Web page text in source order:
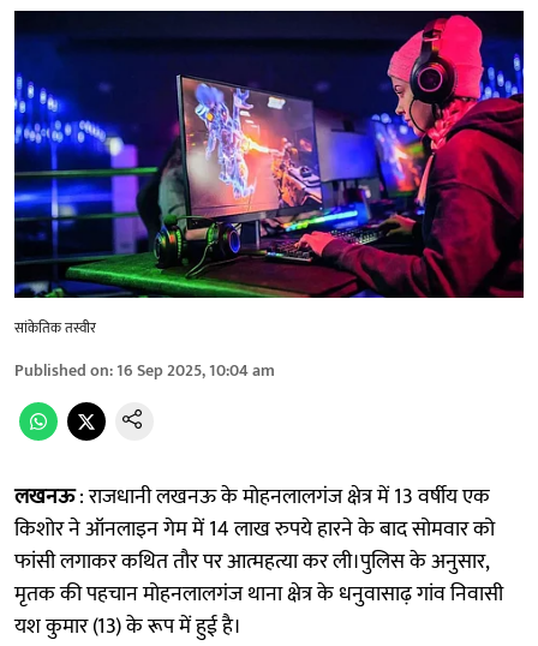
सांकेतिक तस्वीर
Published on:16 Sep 2025, 10:04 am
लखनऊ: राजधानी लखनऊ के मोहनलालगंज क्षेत्र में 13 वर्षीय एक
किशोर ने ऑनलाइन गेम में 14 लाख रुपये हारने के बाद सोमवार को
फांसी लगाकर कथित तौर पर आत्महत्या कर ली।पुलिस के अनुसार,
मृतक की पहचान मोहनलालगंज थाना क्षेत्र के धनुवासाढ़ गांव निवासी
यश कुमार (13) के रूप में हुई है।